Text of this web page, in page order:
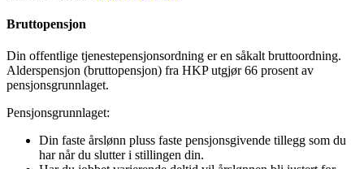
Bruttopensjon
Din offentlige tjenestepensjonsordning er en såkalt bruttoordning.
Alderspensjon (bruttopensjon) fra HKP utgjør 66 prosent av
pensjonsgrunnlaget.
Pensjonsgrunnlaget:
Din faste årslønn pluss faste pensjonsgivende tillegg som du
har når du slutter i stillingen din.